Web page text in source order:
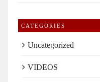
CATEGORIES
Uncategorized
VIDEOS